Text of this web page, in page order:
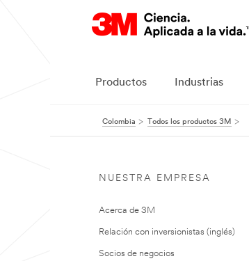
Productos Industrias
Colombia Todos los productos 3M
NUESTRA EMPRESA
Acerca de 3M
Relación con inversionistas (inglés)
Socios de negocios